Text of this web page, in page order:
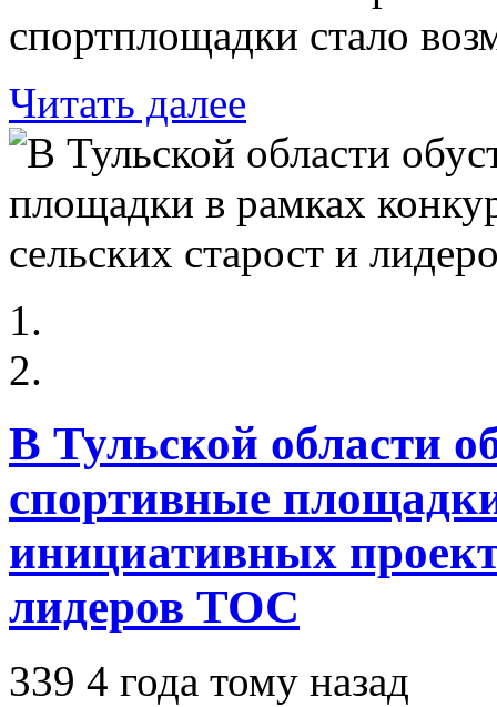
спортплощадки стало
Читать далее
В Тульской области
спортивные
инициативных
лидеров ТОС
339 4 года тому назад